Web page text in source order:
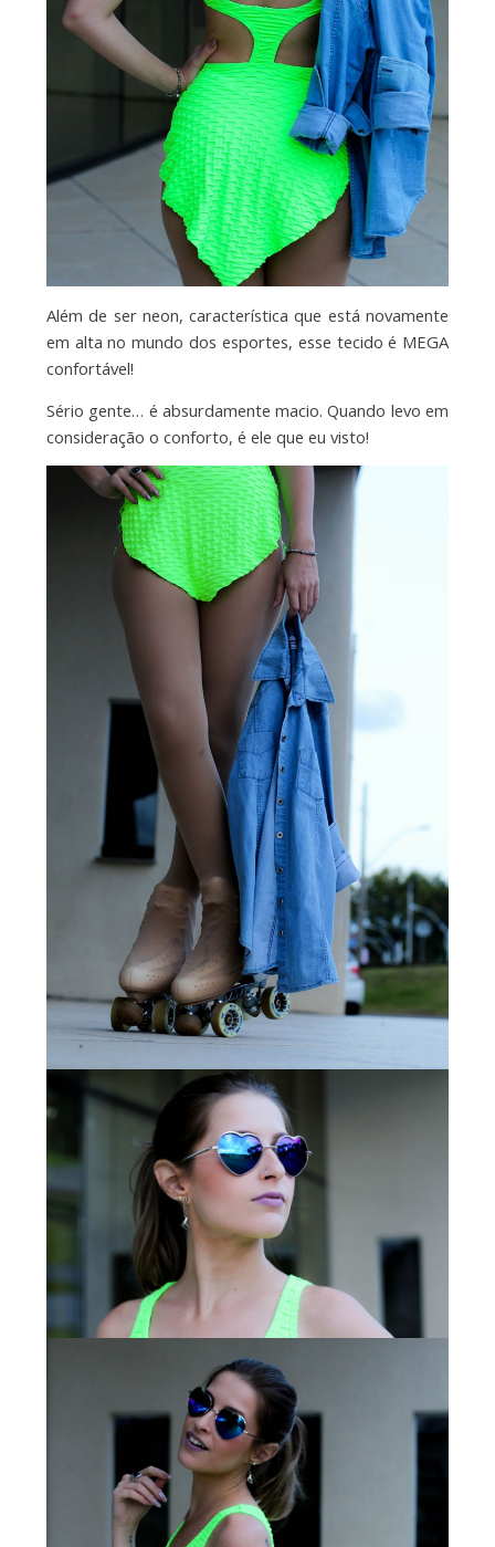
Além de ser neon, característica que está novamente
em alta no mundo dos esportes, esse tecido é MEGA
confortável!
Sério gente… é absurdamente macio. Quando levo em
consideração o conforto, é ele que eu visto!